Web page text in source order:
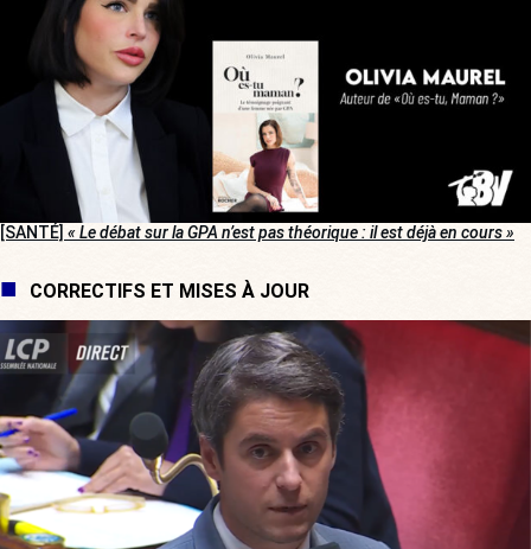
[SANTÉ] « Le débat sur la GPA n’est pas théorique : il est déjà en cours »
CORRECTIFS ET MISES À JOUR